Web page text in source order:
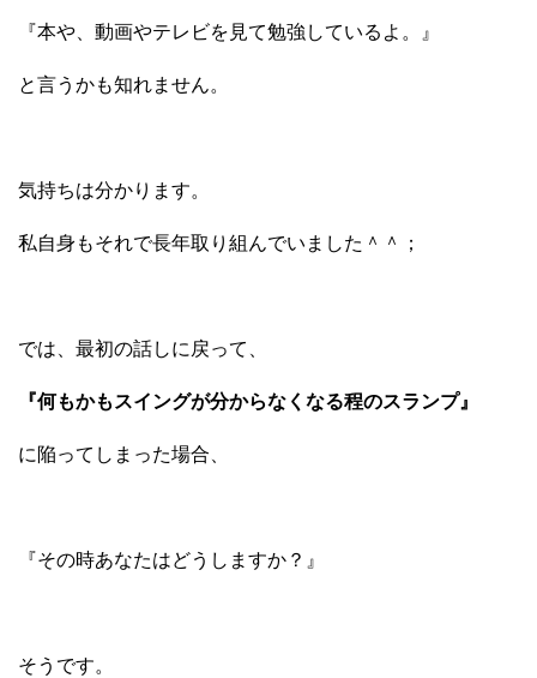
『本や、動画やテレビを見て勉強しているよ。』
と言うかも知れません。
気持ちは分かります。
私自身もそれで長年取り組んでいました＾＾；
では、最初の話しに戻って、
『何もかもスイングが分からなくなる程のスランプ』
に陥ってしまった場合、
『その時あなたはどうしますか？』
そうです。